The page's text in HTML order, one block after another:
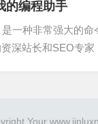
的编程助手
一种非常强大的
深站长和SEO专
Your